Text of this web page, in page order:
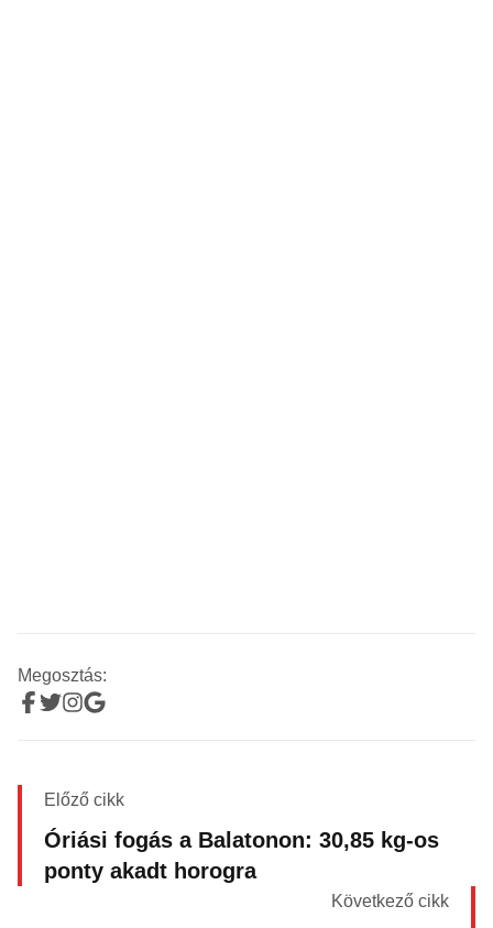
Megosztás:
Előző cikk
Óriási fogás a Balatonon: 30,85 kg-os
ponty akadt horogra
Következő cikk